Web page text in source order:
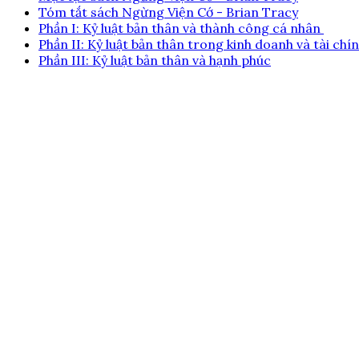
Tóm tắt sách Ngừng Viện Cớ - Brian Tracy
Phần I: Kỷ luật bản thân và thành công cá nhân
Phần II: Kỷ luật bản thân trong kinh doanh và tài
Phần III: Kỷ luật bản thân và hạnh phúc